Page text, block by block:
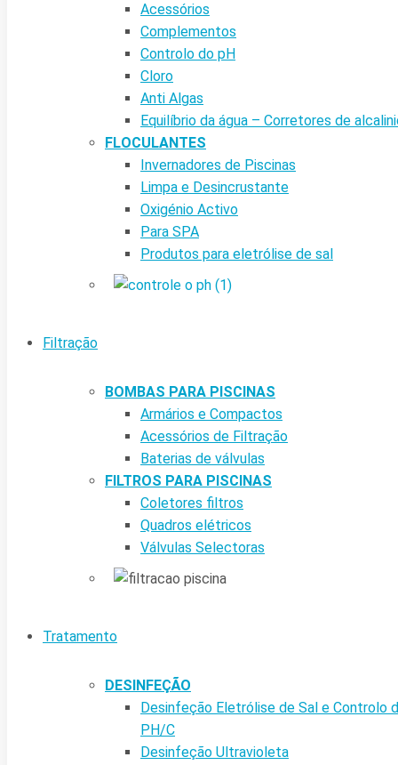
Acessórios
Complementos
Controlo do pH
Cloro
Anti Algas
Equilíbrio da água – Corretores de
FLOCULANTES
Invernadores de Piscinas
Limpa e Desincrustante
Oxigénio Activo
Para SPA
Produtos para eletrólise de sal
Filtração
BOMBAS PARA PISCINAS
Armários e Compactos
Acessórios de Filtração
Baterias de válvulas
FILTROS PARA PISCINAS
Coletores filtros
Quadros elétricos
Válvulas Selectoras
Tratamento
DESINFEÇÃO
Desinfeção Eletrólise de Sal e Controlo
PH/C
Desinfeção Ultravioleta